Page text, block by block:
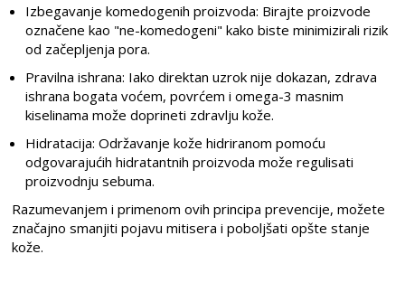
Izbegavanje komedogenih proizvoda: Birajte proizvode
označene kao "ne-komedogeni" kako biste minimizirali rizik
od začepljenja pora.
Pravilna ishrana: Iako direktan uzrok nije dokazan, zdrava
ishrana bogata voćem, povrćem i omega-3 masnim
kiselinama može doprineti zdravlju kože.
Hidratacija: Održavanje kože hidriranom pomoću
odgovarajućih hidratantnih proizvoda može regulisati
proizvodnju sebuma.
Razumevanjem i primenom ovih principa prevencije, možete
značajno smanjiti pojavu mitisera i poboljšati opšte stanje
kože.